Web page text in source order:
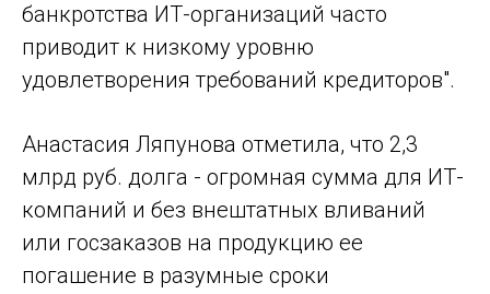
банкротства ИТ-организаций часто
приводит к низкому уровню
удовлетворения требований кредиторов".
Анастасия Ляпунова отметила, что 2,3
млрд руб. долга - огромная сумма для ИТ-
компаний и без внештатных вливаний
или госзаказов на продукцию ее
погашение в разумные сроки